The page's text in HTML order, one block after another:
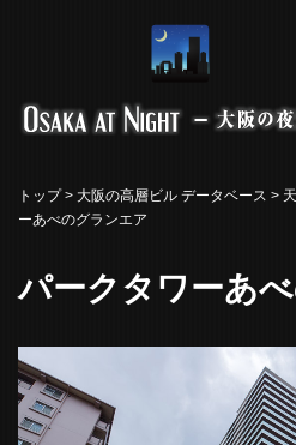
トップ> 大阪の高層ビル データベース >
ーあべのグランエア
パークタワーあ